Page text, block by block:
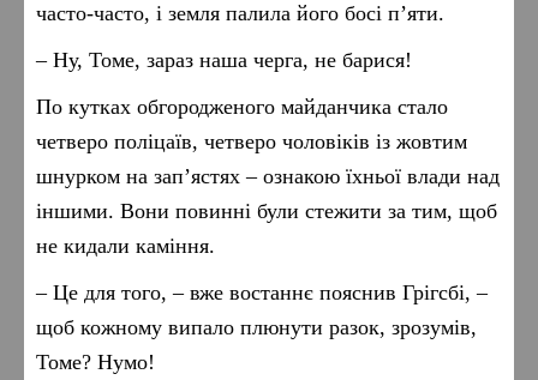
часто-часто, і земля палила його босі п’яти.
– Ну, Томе, зараз наша черга, не барися!
По кутках обгородженого майданчика стало
четверо поліцаїв, четверо чоловіків із жовтим
шнурком на зап’ястях – ознакою їхньої влади над
іншими. Вони повинні були стежити за тим, щоб
не кидали каміння.
– Це для того, – вже востаннє пояснив Грігсбі, –
щоб кожному випало плюнути разок, зрозумів,
Томе? Нумо!